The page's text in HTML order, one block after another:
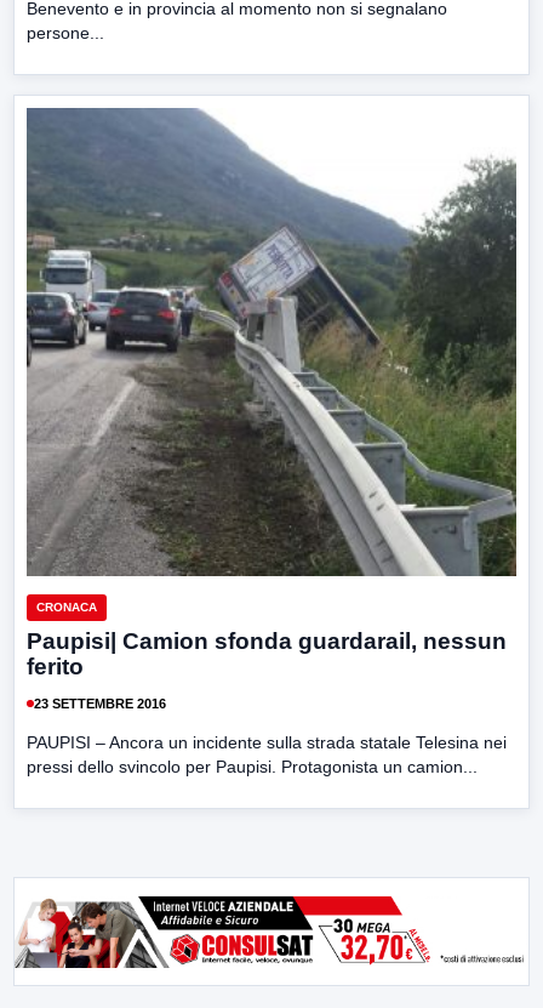
Benevento e in provincia al momento non si segnalano
persone...
CRONACA
Paupisi| Camion sfonda guardarail, nessun
ferito
23 SETTEMBRE 2016
PAUPISI – Ancora un incidente sulla strada statale Telesina nei
pressi dello svincolo per Paupisi. Protagonista un camion...